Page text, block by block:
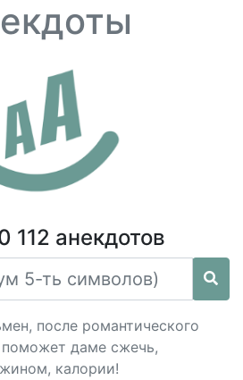
112 анекдотов
после романтического
поможет даме сжечь,
калории!